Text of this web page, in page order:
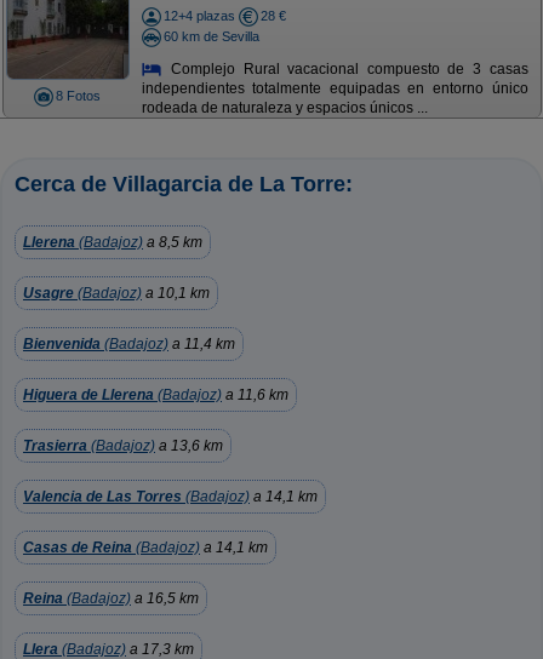
8 Fotos
12+4 plazas
28 €
60 km de Sevilla
Complejo Rural vacacional compuesto de 3 casas
independientes totalmente equipadas en entorno único
rodeada de naturaleza y espacios únicos ...
Cerca de Villagarcia de La Torre:
Llerena (Badajoz) a 8,5 km
Usagre (Badajoz) a 10,1 km
Bienvenida (Badajoz) a 11,4 km
Higuera de Llerena (Badajoz) a 11,6 km
Trasierra (Badajoz) a 13,6 km
Valencia de Las Torres (Badajoz) a 14,1 km
Casas de Reina (Badajoz) a 14,1 km
Reina (Badajoz) a 16,5 km
Llera (Badajoz) a 17,3 km